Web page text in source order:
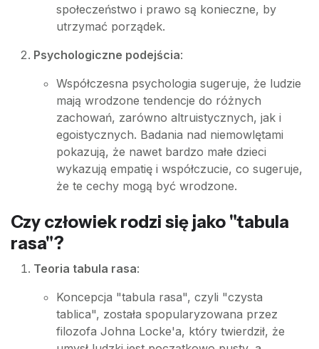
społeczeństwo i prawo są konieczne, by
utrzymać porządek.
Psychologiczne podejścia:
Współczesna psychologia sugeruje, że ludzie
mają wrodzone tendencje do różnych
zachowań, zarówno altruistycznych, jak i
egoistycznych. Badania nad niemowlętami
pokazują, że nawet bardzo małe dzieci
wykazują empatię i współczucie, co sugeruje,
że te cechy mogą być wrodzone.
Czy człowiek rodzi się jako "tabula
rasa"?
Teoria tabula rasa:
Koncepcja "tabula rasa", czyli "czysta
tablica", została spopularyzowana przez
filozofa Johna Locke'a, który twierdził, że